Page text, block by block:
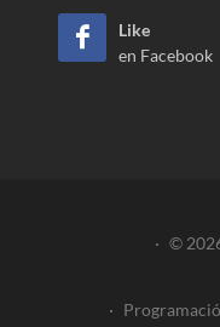
Like
en Facebook
· ©
·